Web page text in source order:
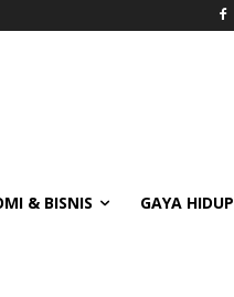
& BISNIS GAYA HIDUP